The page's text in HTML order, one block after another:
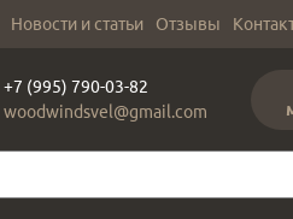
Новости и статьи Отзывы
+7 (995) 790-03-82
woodwindsvel@gmail.com